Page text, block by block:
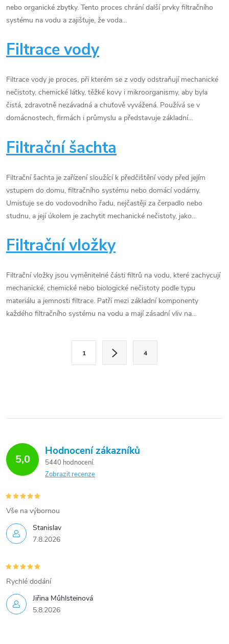
nebo organické zbytky. Tento proces chrání další prvky filtračního
systému na vodu a zajišťuje, že voda…
Filtrace vody
Filtrace vody je proces, při kterém se z vody odstraňují mechanické
nečistoty, chemické látky, těžké kovy i mikroorganismy, aby byla
čistá, zdravotně nezávadná a chuťově vyvážená. Používá se v
domácnostech, firmách i průmyslu a představuje základní…
Filtrační šachta
Filtrační šachta je zařízení sloužící k předčištění vody před jejím
vstupem do domu, filtračního systému nebo domácí vodárny.
Umisťuje se do vodovodního řadu, nejčastěji za čerpadlo nebo
studnu, a její úkolem je zachytit mechanické nečistoty, jako…
Filtrační vložky
Filtrační vložky jsou vyměnitelné části filtrů na vodu, které zachycují
mechanické, chemické nebo biologické nečistoty podle typu
materiálu a jemnosti filtrace. Patří mezi základní komponenty
každého filtračního systému na vodu a mají zásadní vliv na…
d
a
c
p
r
v
y
v
ý
o
n
í
1 4
5,0
Hodnocení zákazníků
5440 hodnocení
Zobrazit recenze
Stanislav
7.8.2026
Vše na výbornou
Jiřina Műhlsteinová
5.8.2026
Rychlé dodání